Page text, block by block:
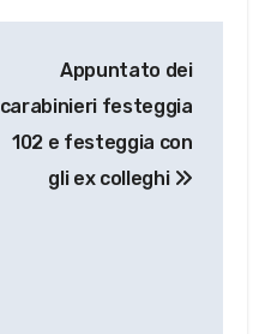
Appuntato dei
carabinieri festeggia
102 e festeggia con
gli ex colleghi